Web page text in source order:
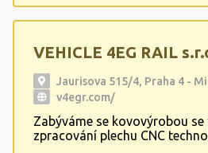
Naše služby jsou zaměřeny
komponentů pro různá
našich výrobků.
VEHICLE 4EG RAIL
Jaurisova 515/4, Praha 4 -
v4egr.com/
Zabýváme se kovovýrobou
zpracování plechu CNC